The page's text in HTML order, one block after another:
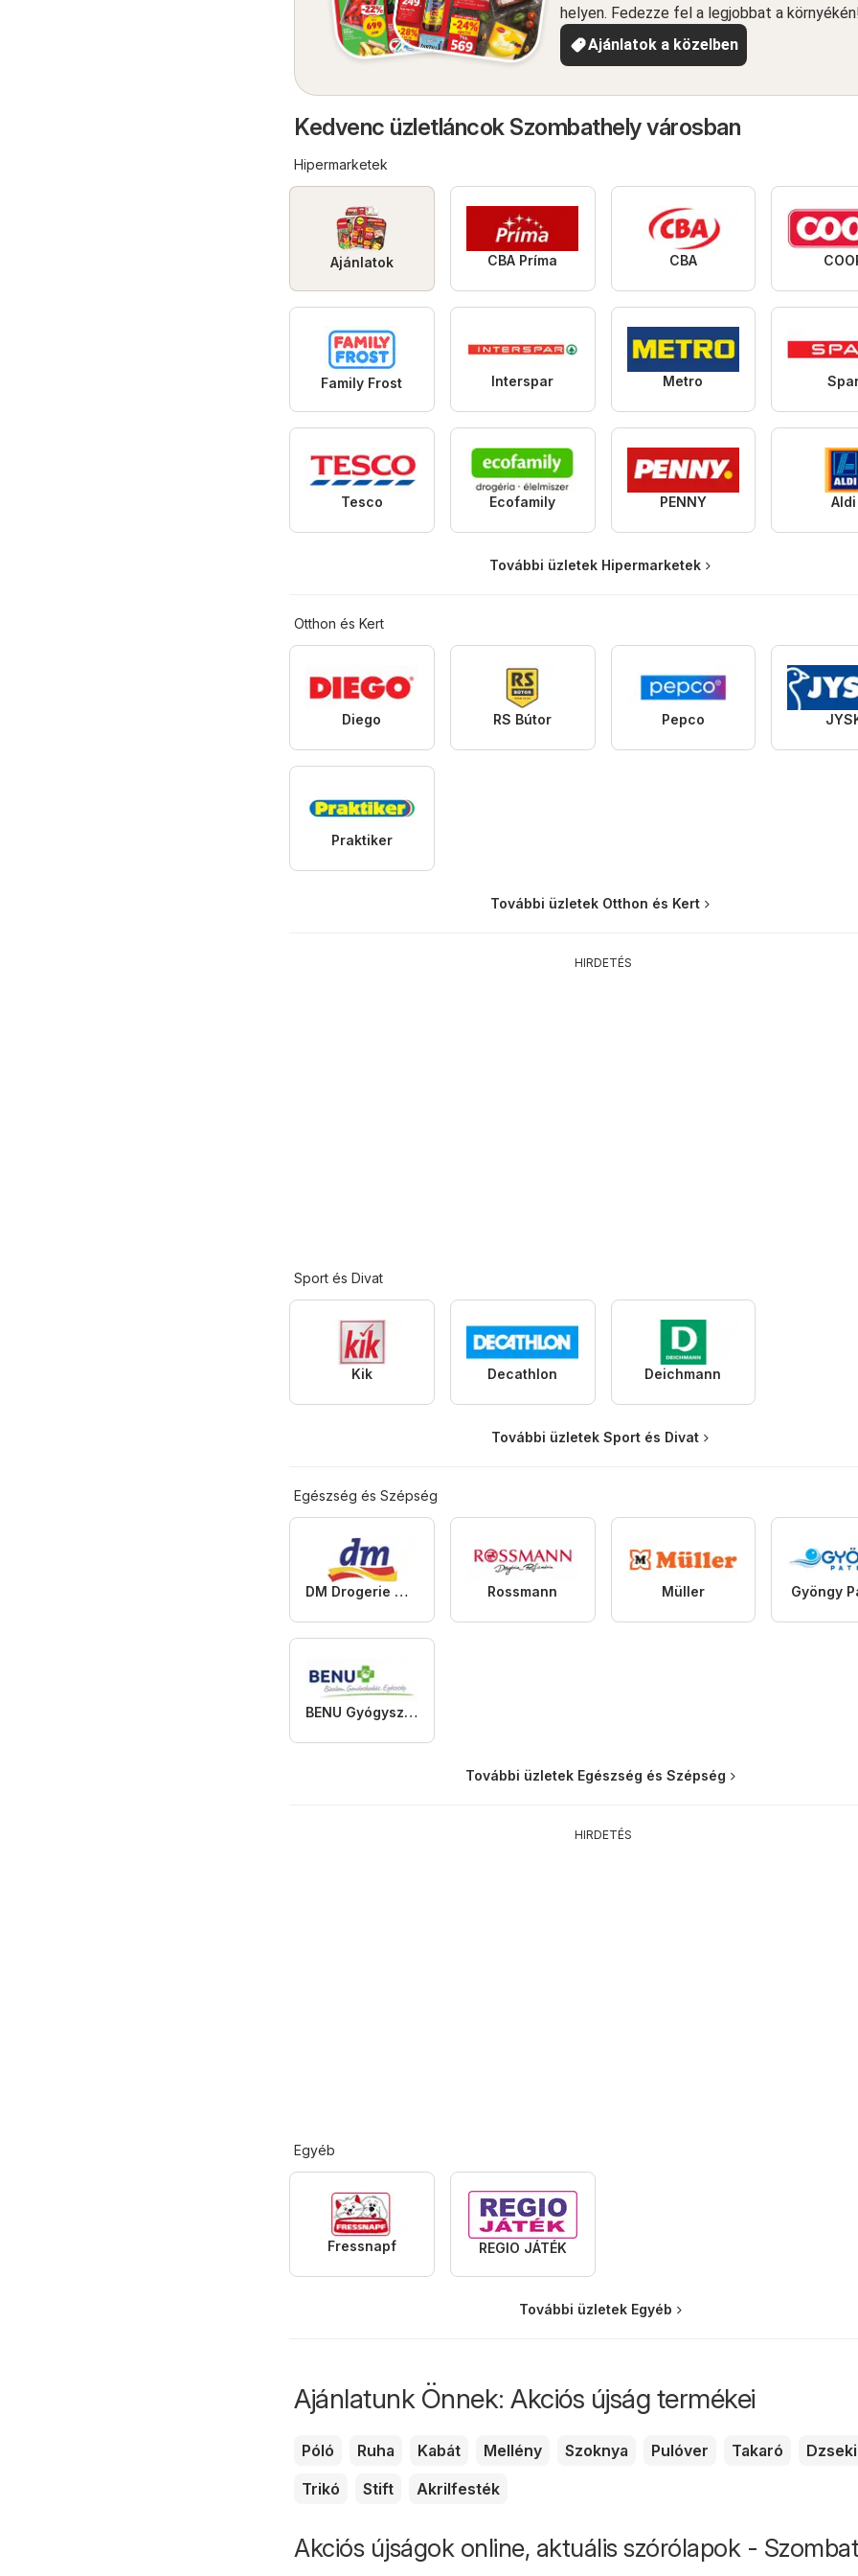
helyen. Fedezze fel a legjobbat a
Ajánlatok a közelben
Kedvenc üzletláncok Szombathely városban
Hipermarketek
Ajánlatok CBA Príma CBA
Family Frost Interspar Metro
Tesco Ecofamily PENNY Aldi
További üzletek Hipermarketek
Otthon és Kert
Diego RS Bútor Pepco
Praktiker
További üzletek Otthon és Kert
HIRDETÉS
Sport és Divat
Kik Decathlon Deichmann
További üzletek Sport és Divat
Egészség és Szépség
DM Drogerie Markt Rossmann Müller Gyöngy
BENU Gyógyszertárak
További üzletek Egészség és Szépség
HIRDETÉS
Egyéb
Fressnapf REGIO JÁTÉK
További üzletek Egyéb
Ajánlatunk Önnek: Akciós újság termékei
Póló Ruha Kabát Mellény Szoknya Pulóver Takaró
Dzseki
Trikó
Stift Akrilfesték
Akciós újságok online, aktuális szórólapok -